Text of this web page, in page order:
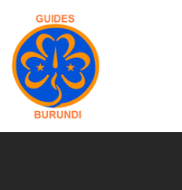
content